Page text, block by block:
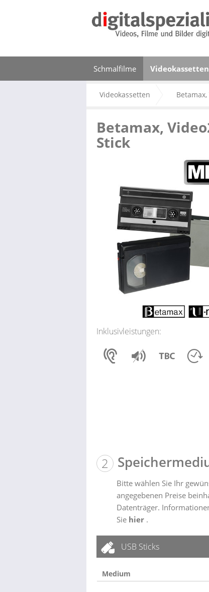
Schmalfilme Videokassetten
Videokassetten
Betamax,
Stick
Inklusivleistungen:
Bitte wählen Sie Ihr
angegebenen Preise
Datenträger.
Sie hier .
USB Sticks
Medium